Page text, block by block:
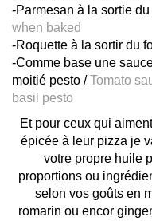
-Parmesan à la sortie du
when baked
-Roquette à la sortir du
-Comme base une
moitié pesto /Tomato
basil pesto
Et pour ceux qui
épicée à leur pizza je
votre propre huile
proportions ou
selon vos goûts en
romarin ou encor